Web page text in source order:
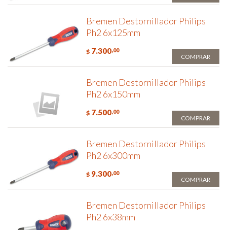
Bremen Destornillador Philips
Ph2 6x125mm
$ 7.300,00
COMPRAR
Bremen Destornillador Philips
Ph2 6x150mm
$ 7.500,00
COMPRAR
Bremen Destornillador Philips
Ph2 6x300mm
$ 9.300,00
COMPRAR
Bremen Destornillador Philips
Ph2 6x38mm